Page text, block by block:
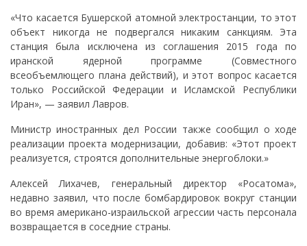
«Что касается Бушерской атомной электростанции, то этот
объект никогда не подвергался никаким санкциям. Эта
станция была исключена из соглашения 2015 года по
иранской ядерной программе (Совместного
всеобъемлющего плана действий), и этот вопрос касается
только Российской Федерации и Исламской Республики
Иран», — заявил Лавров.
Министр иностранных дел России также сообщил о ходе
реализации проекта модернизации, добавив: «Этот проект
реализуется, строятся дополнительные энергоблоки.»
Алексей Лихачев, генеральный директор «Росатома»,
недавно заявил, что после бомбардировок вокруг станции
во время американо-израильской агрессии часть персонала
возвращается в соседние страны.